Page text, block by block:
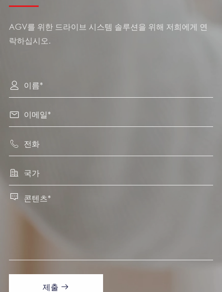
AGV를 위한 드라이브 시스템 솔루션을 위해 저희에게 연
락하십시오.





제출 